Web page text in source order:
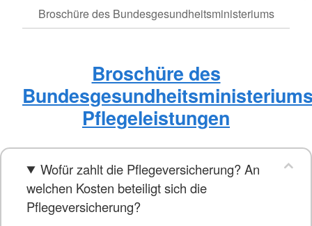
Broschüre des Bundesgesundheitsministeriums
Broschüre des
Pflegeleistungen
Wofür zahlt die Pflegeversicherung? An
welchen Kosten beteiligt sich die
Pflegeversicherung?